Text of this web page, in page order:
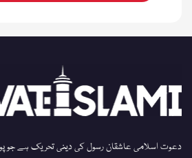
دعوت اسلامی عاشقان رسول کی دینی تحریک ہے جو